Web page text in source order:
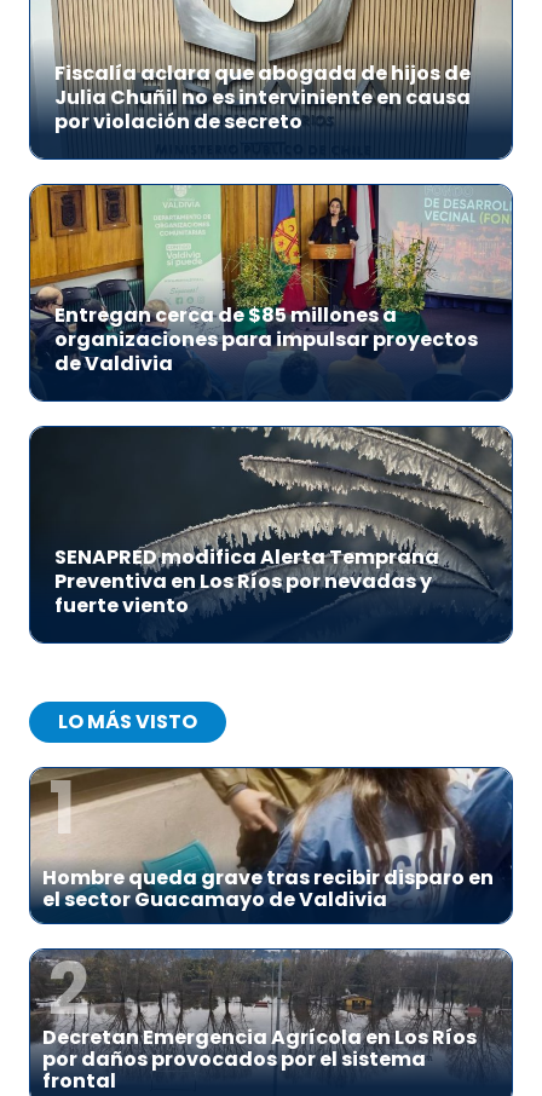
Fiscalía aclara que abogada de hijos de
Julia Chuñil no es interviniente en causa
por violación de secreto
Entregan cerca de $85 millones a
organizaciones para impulsar proyectos
de Valdivia
SENAPRED modifica Alerta Temprana
Preventiva en Los Ríos por nevadas y
fuerte viento
LO MÁS VISTO
1
Hombre queda grave tras recibir disparo en
el sector Guacamayo de Valdivia
2
Decretan Emergencia Agrícola en Los Ríos
por daños provocados por el sistema
frontal